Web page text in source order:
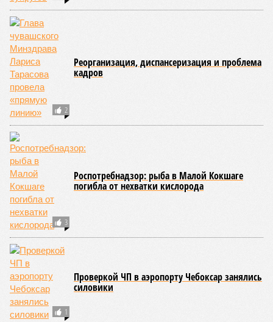
уходящее корнями в культуру чувашского народа. Схватка
проходит следующим образом: соперники располагаются
лицом друг к другу, при этом через пояс каждого из них
перекинуто специальное матерчатое полотенце;
удерживаясь за этот элемент экипировки, борцы вступают
в противоборство, основная задача которого заключается в
том, чтобы опрокинуть противника.
Современная версия чувашской национальной борьбы
была создана в 1990-х годах. С того периода дисциплина
переживает этап активного возрождения, сохраняя при
этом неразрывную связь с многовековыми народными
традициями.
В настоящее время керешу демонстрирует рост
популярности. В 2024 году в столице республики, городе
Чебоксары, на базе спортивной школы № 11 состоялось
торжественное открытие Республиканского центра
единоборств «Керешу». площадка имеет все необходимые
условия для полноценной подготовки спортсменов
высокого класса.
В том же году был проведён первый официальный
чемпионат по керешу, участие в котором приняли
сильнейшие борцы со всех районов Чувашии; турнир